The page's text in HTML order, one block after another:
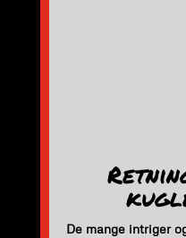
De mange intriger